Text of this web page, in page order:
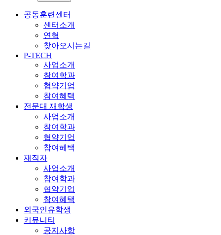
공동훈련센터
센터소개
연혁
찾아오시는길
P-TECH
사업소개
참여학과
협약기업
참여혜택
전문대 재학생
사업소개
참여학과
협약기업
참여혜택
재직자
사업소개
참여학과
협약기업
참여혜택
외국인유학생
커뮤니티
공지사항